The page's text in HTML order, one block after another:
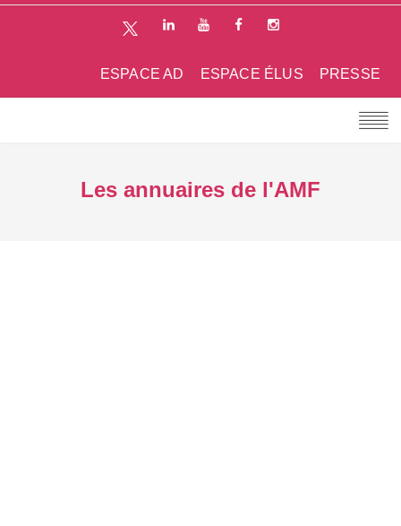
PRESSE
ESPACE ÉLUS
ESPACE AD
Les annuaires de l'AMF